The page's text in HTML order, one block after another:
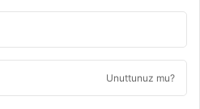
Unuttunuz mu?